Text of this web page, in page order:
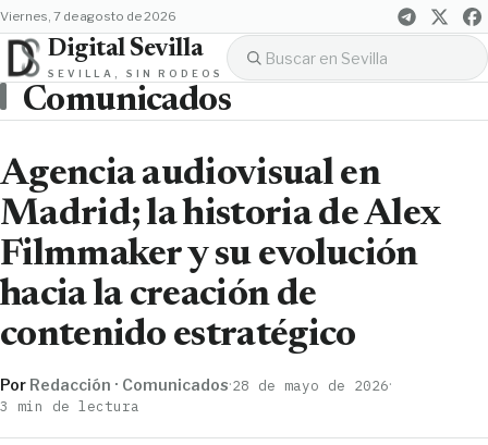
viernes, 7 de agosto de 2026
Digital Sevilla
SEVILLA, SIN RODEOS
Comunicados
Agencia audiovisual en
Madrid; la historia de Alex
Filmmaker y su evolución
hacia la creación de
contenido estratégico
Por Redacción · Comunicados·28 de mayo de 2026·
3 min de lectura